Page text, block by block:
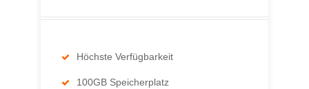
Höchste Verfügbarkeit
100GB Speicherplatz